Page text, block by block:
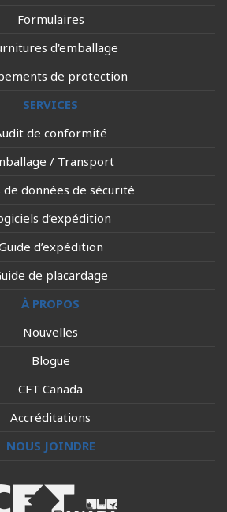
Formulaires
d'emballage
de protection
SERVICES
de conformité
/ Transport
de données de sécurité
d’expédition
d’expédition
de placardage
À PROPOS
Nouvelles
Blogue
CFT Canada
Accréditations
NOUS JOINDRE